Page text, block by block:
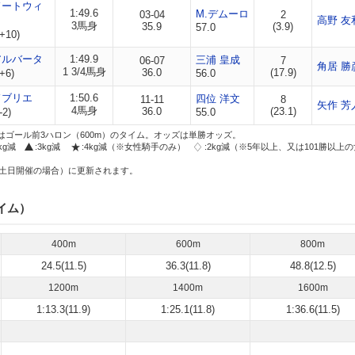
トウィ
1:49.6
3馬身
03-04
35.9
M.デムーロ
57.0
2
(3.9)
高野 友
バータ
1:49.9
1 3/4馬身
06-07
36.0
三浦 皇成
56.0
7
(17.9)
角居 勝
リエ
2)
1:50.6
4馬身
11-11
36.0
四位 洋文
55.0
8
(23.1)
矢作 芳
ール前3ハロン（600m）のタイム。オッズは単勝オッズ。
減
:3kg減 :4kg減（※女性騎手のみ） :2kg減（※5年以上、又は101勝以上の
開催の場合）に更新されます。
）
400m 600m 800m
24.5(11.5) 36.3(11.8) 48.8(12.5)
1200m 1400m 1600m
1:13.3(11.9) 1:25.1(11.8) 1:36.6(11.5)